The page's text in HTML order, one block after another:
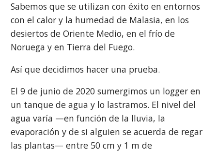
Sabemos que se utilizan con éxito en entornos
con el calor y la humedad de Malasia, en los
desiertos de Oriente Medio, en el frío de
Noruega y en Tierra del Fuego.
Así que decidimos hacer una prueba.
El 9 de junio de 2020 sumergimos un logger en
un tanque de agua y lo lastramos. El nivel del
agua varía —en función de la lluvia, la
evaporación y de si alguien se acuerda de regar
las plantas— entre 50 cm y 1 m de